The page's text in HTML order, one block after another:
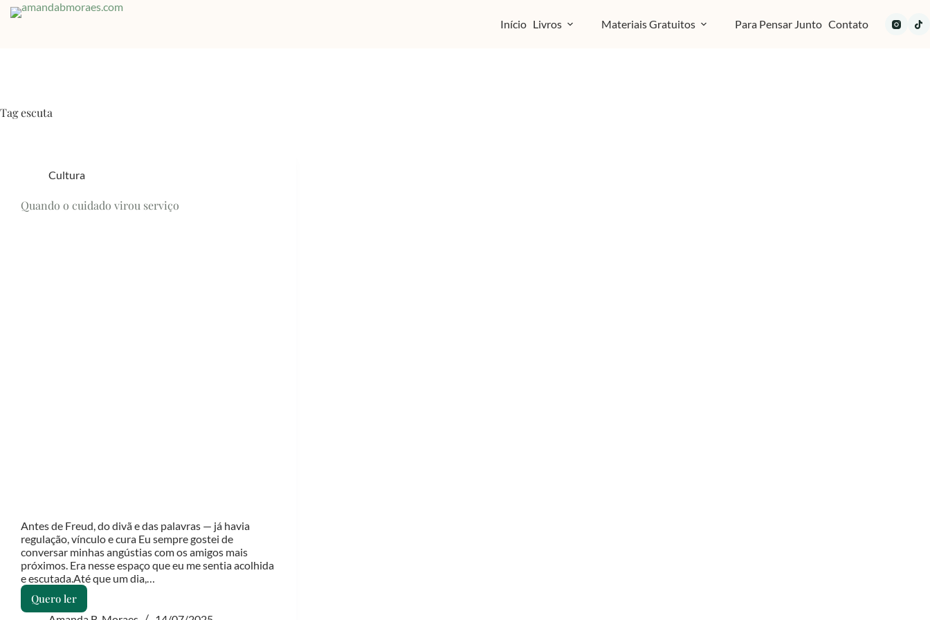
Skip
Início Livros Materiais Gratuitos Para Pensar Junto Contato
Tagescuta
Cultura
Quando o cuidado virou serviço
Antes de Freud, do divã e das palavras — já havia
regulação, vínculo e cura Eu sempre gostei de
conversar minhas angústias com os amigos mais
próximos. Era nesse espaço que eu me sentia acolhida
e escutada.Até que um dia,…
Quero ler
Quando